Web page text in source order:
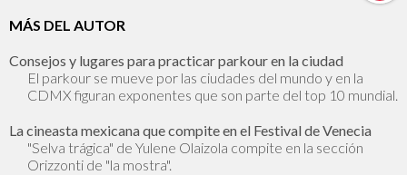
MÁS DEL AUTOR
Consejos y lugares para practicar parkour en la ciudad
El parkour se mueve por las ciudades del mundo y en la
CDMX figuran exponentes que son parte del top 10 mundial.
La cineasta mexicana que compite en el Festival de Venecia
"Selva trágica" de Yulene Olaizola compite en la sección
Orizzonti de "la mostra".